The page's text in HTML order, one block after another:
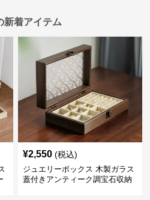
新着アイテム
¥2,550 (税込)
ジュエリーボックス 木製ガラス
蓋付きアンティーク調宝石収納